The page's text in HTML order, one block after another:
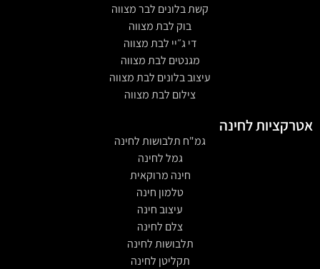
קשת בלונים לבר מצווה
בוק לבת מצווה
די ג״יי לבת מצווה
מגנטים לבת מצווה
עיצוב בלונים לבת מצווה
צילום לבת מצווה
אטרקציות לחינה
גמ"ח תלבושות לחינה
גמל לחינה
חינה מרוקאית
טלמון חינה
עיצוב חינה
צלם לחינה
תלבושות לחינה
תקליטן לחינה